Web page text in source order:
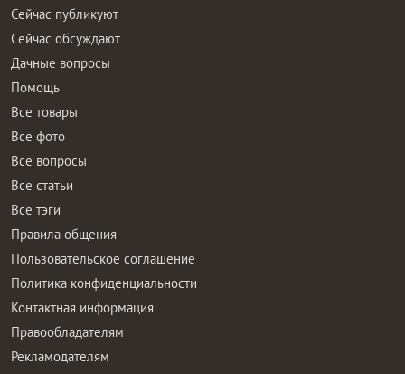
Сейчас публикуют
Сейчас обсуждают
Дачные вопросы
Помощь
Все товары
Все фото
Все вопросы
Все статьи
Все тэги
Правила общения
Пользовательское соглашение
Политика конфиденциальности
Контактная информация
Правообладателям
Рекламодателям